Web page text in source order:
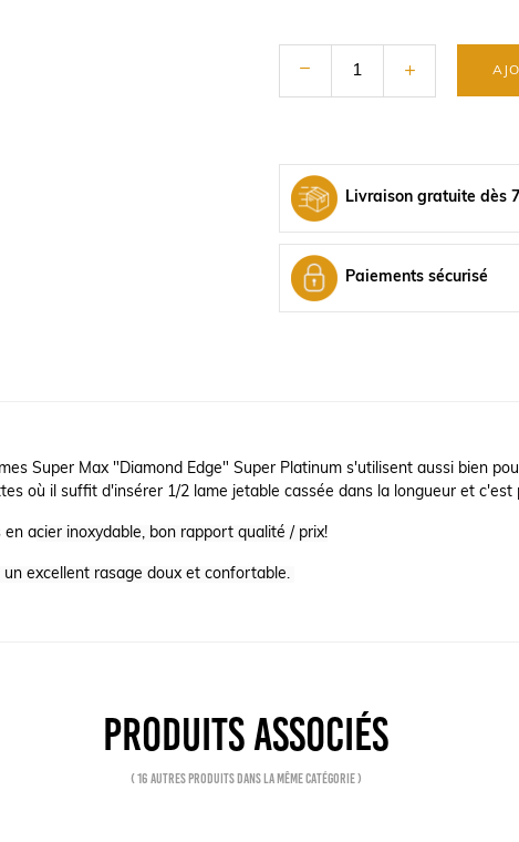
Livraison gratuite dès
Paiements sécurisé
Super Max "Diamond Edge" Super Platinum s'utilisent aussi bien
où il suffit d'insérer 1/2 lame jetable cassée dans la longueur et
en acier inoxydable, bon rapport qualité / prix!
un excellent rasage doux et confortable.
PRODUITS ASSOCIÉS
( 16 autres produits dans la même catégorie )